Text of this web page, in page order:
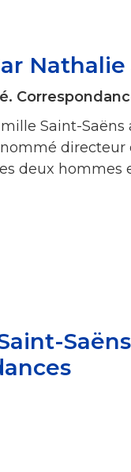
Saint-Saëns
directeur
deux